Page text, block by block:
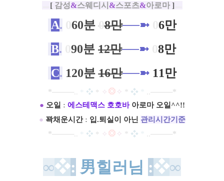
[감성&스웨디시 &스포츠&아로마]
A. 60분08만──➼
6만
B. 90분 12만──➼
8만
C. 120분16만──➼ 11만
*────.. ❖ * ✧ ❂ ✧ ❖ ────*
● 오일 : 에스테맥스 호호바 아로마 오일^^!!​
● 꽉채운시간: 입.퇴실이 아닌 관리시간기준​
*────.. ❖ * ✧ ❂ ✧ ❖ ────*
∞❖: 男힐러님 :❖∞